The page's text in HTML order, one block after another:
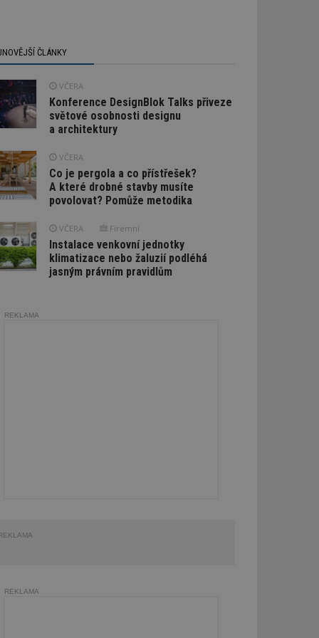
ČLÁNKY
VČERA
Konference DesignBlok Talks přiveze
světové osobnosti designu
a architektury
VČERA
Co je pergola a co přístřešek?
A které drobné stavby musíte
povolovat? Pomůže metodika
VČERA Firemní
Instalace venkovní jednotky
klimatizace nebo žaluzií podléhá
jasným právním pravidlům
REKLAMA
REKLAMA